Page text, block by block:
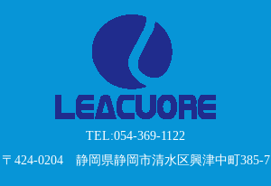
TEL:054-369-1122
〒424-0204 静岡県静岡市清水区興津中町385-7